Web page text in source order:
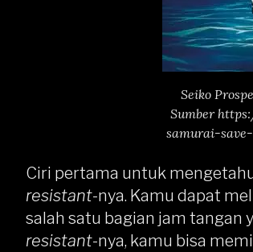
Seiko
Sumber
samurai-
Ciri pertama untuk
resistant-nya. Kamu dapat
salah satu bagian jam tangan
resistant-nya, kamu bisa